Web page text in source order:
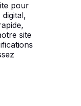
pour
site